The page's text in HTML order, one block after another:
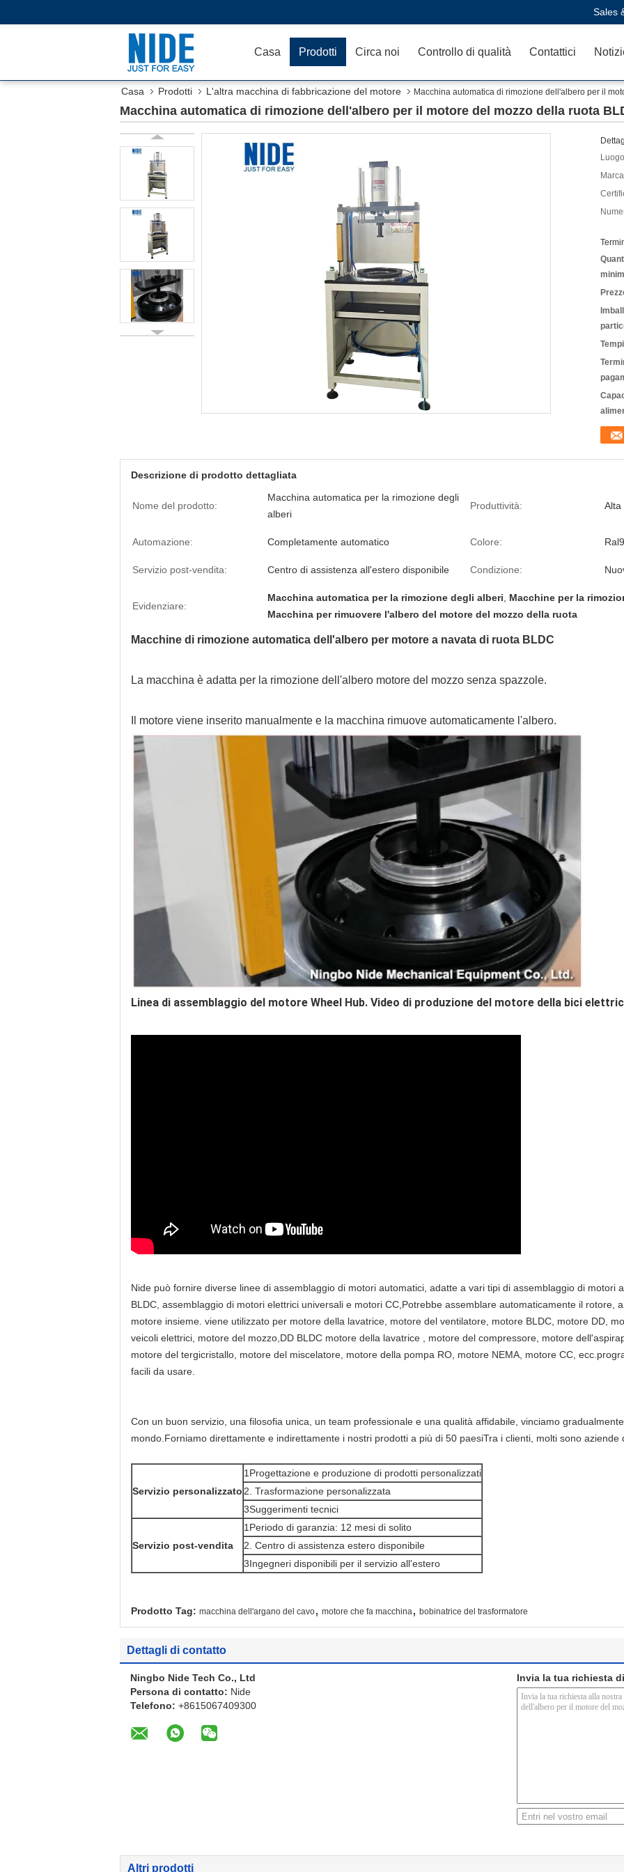
Sales
Casa Prodotti Circa noi Controllo di qualità Contattici
Casa Prodotti L'altra macchina di fabbricazione del motore Macchina automatica di rimozione dell'albero per il
Macchina automatica di rimozione dell'albero per il motore del mozzo della ruota
Descrizione di prodotto dettagliata
Nome del prodotto:
Macchina automatica per la rimozione degli
alberi
Produttività: Alta
Automazione: Completamente automatico Colore:
Servizio post-vendita: Centro di assistenza all'estero disponibile Condizione:
Evidenziare:
Macchina automatica per la rimozione degli alberi
Macchine per la
Macchina per rimuovere l'albero del motore del mozzo della ruota
Macchine di rimozione automatica dell'albero per motore a navata di ruota BLDC
La macchina è adatta per la rimozione dell'albero motore del mozzo senza spazzole.
Il motore viene inserito manualmente e la macchina rimuove automaticamente l'albero.
Linea di assemblaggio del motore Wheel Hub. Video di produzione del motore della bici
Nide può fornire diverse linee di assemblaggio di motori automatici, adatte a vari tipi di assemblaggio di motori
BLDC, assemblaggio di motori elettrici universali e motori CC,Potrebbe assemblare automaticamente il rotore,
motore insieme. viene utilizzato per motore della lavatrice, motore del ventilatore, motore BLDC, motore DD,
veicoli elettrici, motore del mozzo,DD BLDC motore della lavatrice , motore del compressore, motore
motore del tergicristallo, motore del miscelatore, motore della pompa RO, motore NEMA, motore CC,
facili da usare.
Con un buon servizio, una filosofia unica, un team professionale e una qualità affidabile, vinciamo
mondo.Forniamo direttamente e indirettamente i nostri prodotti a più di 50 paesiTra i clienti, molti sono aziende
Servizio personalizzato
1Progettazione e produzione di prodotti personalizzati
2. Trasformazione personalizzata
3Suggerimenti tecnici
Servizio post-vendita
1Periodo di garanzia: 12 mesi di solito
2. Centro di assistenza estero disponibile
3Ingegneri disponibili per il servizio all'estero
Prodotto Tag: macchina dell'argano del cavo, motore che fa macchina, bobinatrice del trasformatore
Dettagli di contatto
Ningbo Nide Tech Co., Ltd
Persona di contatto: Nide
Telefono: +8615067409300
Invia la tua richiesta
Altri prodotti